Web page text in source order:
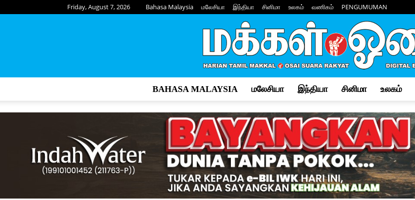
Friday, August 7, 2026 Bahasa Malaysia மலேசியா இந்தியா சினிமா உலகம் வணிகம் PENGUMUMAN
Osai
BAHASA MALAYSIA மலேசியா இந்தியா சினிமா உலகம்